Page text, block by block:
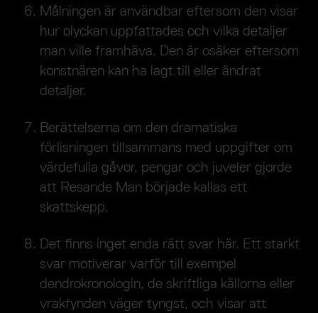
Målningen är användbar eftersom den visar
hur olyckan uppfattades och vilka detaljer
man ville framhäva. Den är osäker eftersom
konstnären kan ha lagt till eller ändrat
detaljer.
Berättelserna om den dramatiska
förlisningen tillsammans med uppgifter om
värdefulla gåvor, pengar och juveler gjorde
att Resande Man började kallas ett
skattskepp.
Det finns inget enda rätt svar här. Ett starkt
svar motiverar varför till exempel
dendrokronologin, de skriftliga källorna eller
vrakfynden väger tyngst, och visar att